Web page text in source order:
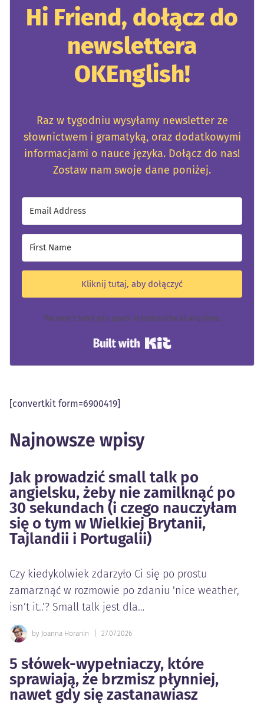
Hi Friend, dołącz do
newslettera
OKEnglish!
Raz w tygodniu wysyłamy newsletter ze
słownictwem i gramatyką, oraz dodatkowymi
informacjami o nauce języka. Dołącz do nas!
Zostaw nam swoje dane poniżej.
Kliknij tutaj, aby dołączyć
We won't send you spam. Unsubscribe at any time.
[convertkit form=6900419]
Najnowsze wpisy
Jak prowadzić small talk po
angielsku, żeby nie zamilknąć po
30 sekundach (i czego nauczyłam
się o tym w Wielkiej Brytanii,
Tajlandii i Portugalii)
Czy kiedykolwiek zdarzyło Ci się po prostu
zamarznąć w rozmowie po zdaniu 'nice weather,
isn’t it..’? Small talk jest dla…
by Joanna Horanin 27.07.2026
5 słówek-wypełniaczy, które
sprawiają, że brzmisz płynniej,
nawet gdy się zastanawiasz